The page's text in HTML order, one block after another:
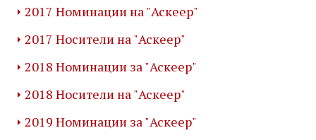
2017 Номинации на "Аскеер"
2017 Носители на "Аскеер"
2018 Номинации за "Аскеер"
2018 Носители на "Аскеер"
2019 Номинации за "Аскеер"